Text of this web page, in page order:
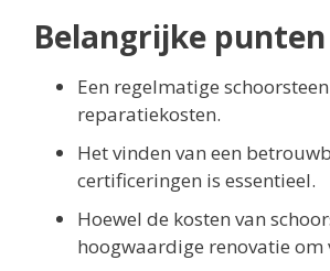
Belangrijke
Een regelmatige
reparatiekosten.
Het vinden van een
certificeringen is essentieel.
Hoewel de kosten van
hoogwaardige renovatie